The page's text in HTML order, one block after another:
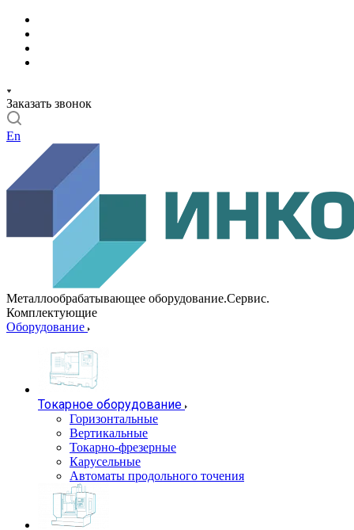
Заказать звонок
En
Металлообрабатывающее оборудование.Сервис.
Комплектующие
Оборудование
Токарное оборудование
Горизонтальные
Вертикальные
Токарно-фрезерные
Карусельные
Автоматы продольного точения